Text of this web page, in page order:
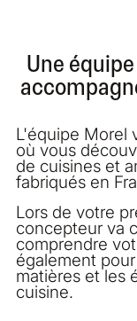
Une
L'équipe Morel
où vous
de cuisines et
fabriqués en
Lors de votre
concepteur va
comprendre
également
matières et les
cuisine.